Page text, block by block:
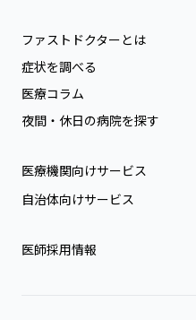
ファストドクターとは
症状を調べる
医療コラム
夜間・休日の病院を探す
医療機関向けサービス
自治体向けサービス
医師採用情報